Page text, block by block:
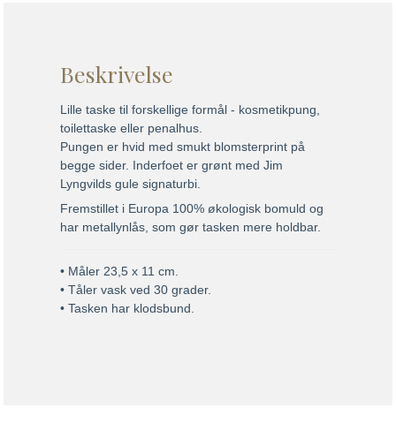
Beskrivelse
Lille taske til forskellige formål - kosmetikpung,
toilettaske eller penalhus.
Pungen er hvid med smukt blomsterprint på
begge sider. Inderfoet er grønt med Jim
Lyngvilds gule signaturbi.
Fremstillet i Europa 100% økologisk bomuld og
har metallynlås, som gør tasken mere holdbar.
• Måler 23,5 x 11 cm.
• Tåler vask ved 30 grader.
• Tasken har klodsbund.